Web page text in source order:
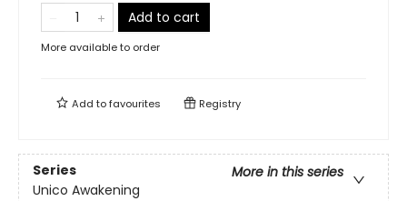
Add to cart
More available to order
Add tofavourites Registry
Series
More in this series
Unico Awakening